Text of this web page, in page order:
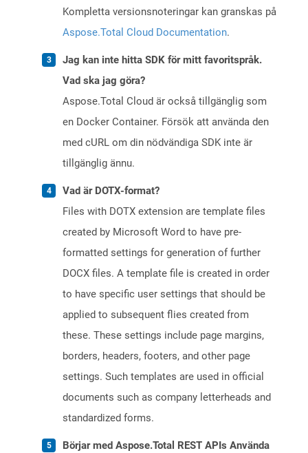
Kompletta versionsnoteringar kan granskas på
Aspose.Total Cloud Documentation.
Jag kan inte hitta SDK för mitt favoritspråk.
Vad ska jag göra?
Aspose.Total Cloud är också tillgänglig som
en Docker Container. Försök att använda den
med cURL om din nödvändiga SDK inte är
tillgänglig ännu.
Vad är DOTX-format?
Files with DOTX extension are template files
created by Microsoft Word to have pre-
formatted settings for generation of further
DOCX files. A template file is created in order
to have specific user settings that should be
applied to subsequent flies created from
these. These settings include page margins,
borders, headers, footers, and other page
settings. Such templates are used in official
documents such as company letterheads and
standardized forms.
Börjar med Aspose.Total REST APIs Använda